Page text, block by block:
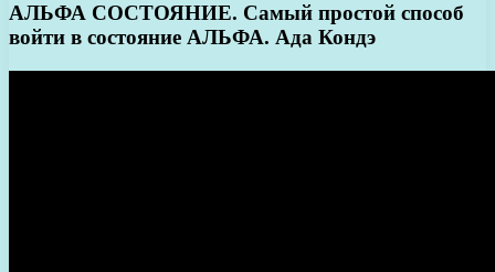
АЛЬФА СОСТОЯНИЕ. Самый простой способ
войти в состояние АЛЬФА. Ада Кондэ